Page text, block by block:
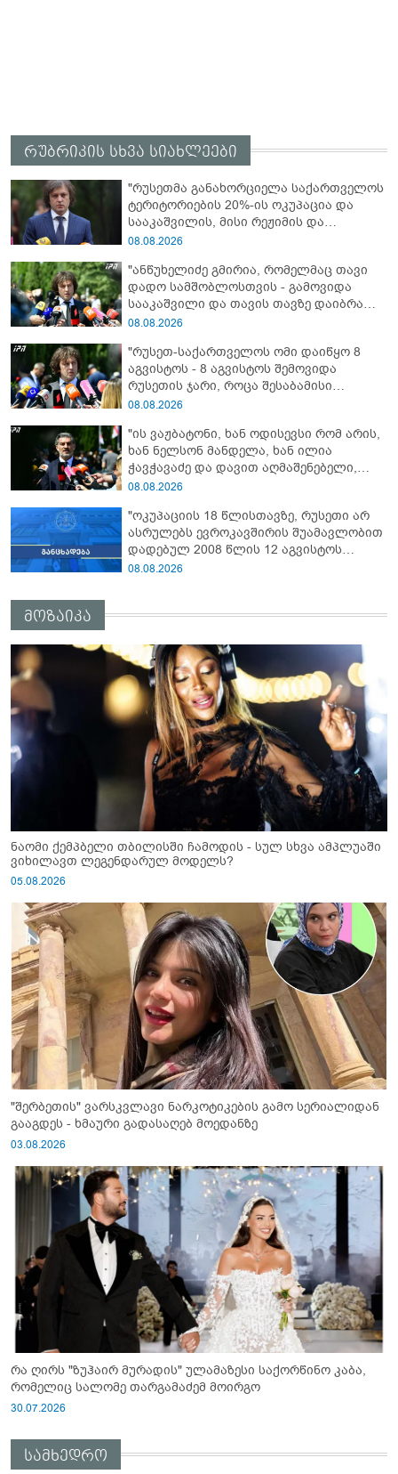
რუბრიკის სხვა სიახლეები
"რუსეთმა განახორციელა საქართველოს
ტერიტორიების 20%-ის ოკუპაცია და
სააკაშვილის, მისი რეჟიმის და
„ნაცმოძრაობის“ ღალატი ვერანაირად
დანაშაული ჩვენი სახელმწიფოს წინაშე"
08.08.2026
"ანწუხელიძე გმირია, რომელმაც თავი
დადო სამშობლოსთვის - გამოვიდა
სააკაშვილი და თავის თავზე დაიბრალა
ანწუხელიძის გმირობა, სამარცხვინო
სააკაშვილისთვის შეგინებას თუ რაღაც
ამგვარს სთხოვდნენ მას"
08.08.2026
"რუსეთ-საქართველოს ომი დაიწყო 8
აგვისტოს - 8 აგვისტოს შემოვიდა
რუსეთის ჯარი, როცა შესაბამისი
განცხადება გააკეთა რუსეთის
რაც მოხდა, ეს იყო ის, რომ სააკაშვილის
რეჟიმმა დაბომბა ცხინვალი"
08.08.2026
"ის ვაჟბატონი, ხან ოდისევსი რომ არის,
ხან ნელსონ მანდელა, ხან ილია
ჭავჭავაძე და დავით აღმაშენებელი,
სინამდვილეში, ერთი საცოდავი,
08.08.2026
"ოკუპაციის 18 წლისთავზე, რუსეთი არ
ასრულებს ევროკავშირის შუამავლობით
დადებულ 2008 წლის 12 აგვისტოს
ცეცხლის შეწყვეტის შეთანხმებას - მეტიც,
08.08.2026
მოზაიკა
ნაომი ქემპბელი თბილისში ჩამოდის - სულ სხვა ამპლუაში
ვიხილავთ ლეგენდარულ მოდელს?
05.08.2026
"შერბეთის" ვარსკვლავი ნარკოტიკების გამო სერიალიდან
გააგდეს - ხმაური გადასაღებ მოედანზე
03.08.2026
რა ღირს "ზუჰაირ მურადის" ულამაზესი საქორწინო კაბა,
რომელიც სალომე თარგამაძემ მოირგო
30.07.2026
სამხედრო